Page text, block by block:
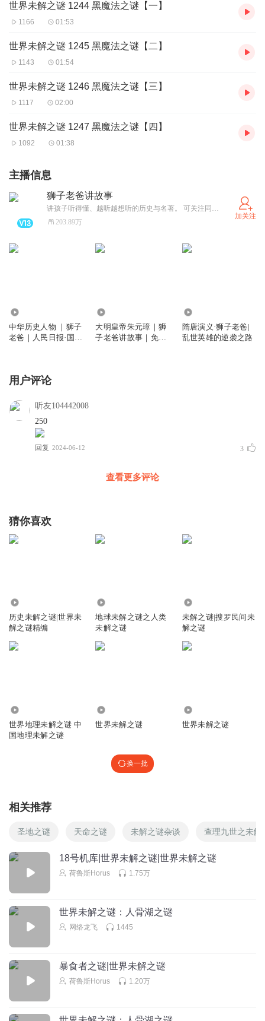
世界未解之谜 1244 黑魔法之谜【一】
1166 01:53
世界未解之谜 1245 黑魔法之谜【二】
1143 01:54
世界未解之谜 1246 黑魔法之谜【三】
1117 02:00
世界未解之谜 1247 黑魔法之谜【四】
1092 01:38
主播信息
狮子老爸讲故事
讲孩子听得懂、越听越想听的历史与名著。 可关注同名公众号、抖音号「狮子老爸讲故事」，领取资料图和收听路线图
203.89万
加关注
中华历史人物 ｜狮子
老爸｜人民日报·国家
大明皇帝朱元璋｜狮
子老爸讲故事｜免费
隋唐演义·狮子老爸|
乱世英雄的逆袭之路
用户评论
听友104442008
250
回复 2024-06-12 3
查看更多评论
猜你喜欢
历史未解之谜|世界未
解之谜精编
地球未解之谜之人类
未解之谜
未解之谜|搜罗民间未
解之谜
世界地理未解之谜 中
国地理未解之谜
世界未解之谜 世界未解之谜
换一批
相关推荐
圣地之谜 天命之谜 未解之谜杂谈 查理九世之未解
18号机库|世界未解之谜|世界未解之谜
荷鲁斯Horus 1.75万
世界未解之谜：人骨湖之谜
网络龙飞 1445
暴食者之谜|世界未解之谜
荷鲁斯Horus 1.20万